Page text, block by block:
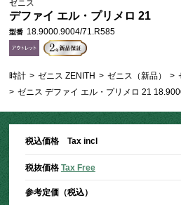
ゼニス
デファイ エル・プリメロ 21
型番 18.9000.9004/71.R585
時計 > ゼニス ZENITH > ゼニス（新品） >
> ゼニス デファイ エル・プリメロ 21
税込価格 Tax incl
税抜価格 Tax Free
参考定価（税込）